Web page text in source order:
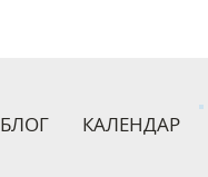
БЛОГ КАЛЕНДАР